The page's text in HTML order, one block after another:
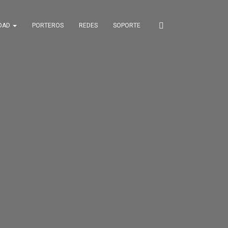
PORTEROS REDES SOPORTE